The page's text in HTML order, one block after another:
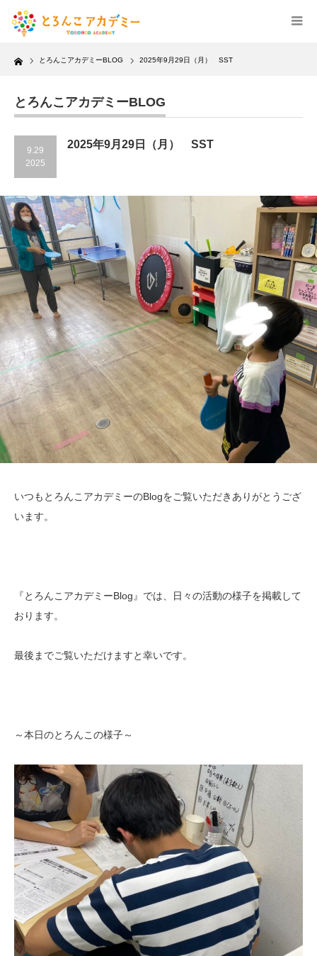
Home とろんこアカデミーBLOG 2025年9月29日（月） SST
とろんこアカデミーBLOG
9.29
2025
2025年9月29日（月） SST
いつもとろんこアカデミーのBlogをご覧いただきありがとうござ
います。
『とろんこアカデミーBlog』では、日々の活動の様子を掲載して
おります。
最後までご覧いただけますと幸いです。
～本日のとろんこの様子～